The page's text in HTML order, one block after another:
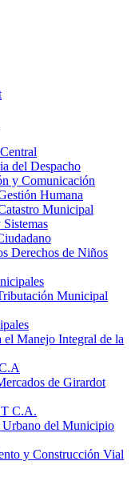
del Despacho
y Comunicación
Humana
Municipal
Derechos de Niños
Municipal
Manejo Integral de la
de Girardot
C.A.
del Municipio
y Construcción Vial